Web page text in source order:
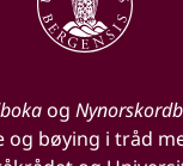
og
og bøying i tråd